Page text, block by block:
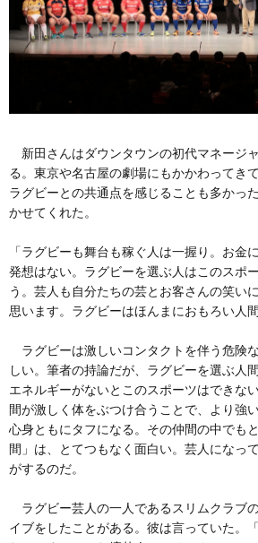
新田さんはダウンタウンの初代マネージ
る。東京や名古屋の劇場にもかかわってき
ラグビーとの共通点を感じることも多かっ
かせてくれた。
「ラグビーも舞台も稼ぐ人は一握り。お金
発想はない。ラグビーを選ぶ人はこのスポ
う。芸人も自分たちの芸とお客さんの笑い
思います。ラグビーはほんまにおもろい人
ラグビーは激しいコンタクトを伴う危険
しい。筆者の持論だが、ラグビーを選ぶ人
エネルギーがないとこのスポーツはできな
間が激しく体をぶつけ合うことで、より強
心身ともにタフになる。その仲間の中でも
間」は、とてつもなく面白い。芸人になっ
がするのだ。
ラグビー芸人の一人であるスリムクラブ
イブをしたことがある。彼は言っていた。